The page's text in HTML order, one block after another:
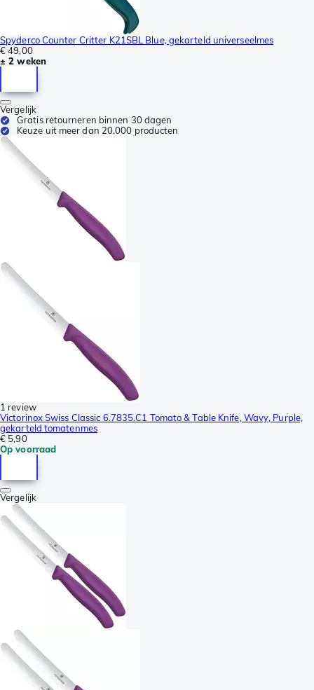
Spyderco Counter Critter K21SBL Blue, gekarteld universeelmes
€ 49,00
± 2 weken
Vergelijk
Gratis retourneren binnen 30 dagen
Keuze uit meer dan 20.000 producten
1 review
Victorinox Swiss Classic 6.7835.C1 Tomato & Table Knife, Wavy, Purple,
gekarteld tomatenmes
€ 5,90
Op voorraad
Vergelijk